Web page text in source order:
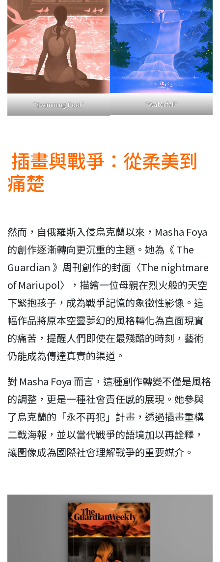
“Swimming Pool” “Waterfall”
插畫與戰爭：從柔美到
痛楚
然而，自俄羅斯入侵烏克蘭以來，Masha Foya
的創作逐漸轉向更沉重的主題。她為《 The
Guardian 》周刊創作的封面〈The nightmare
of Mariupol〉，描繪一位母親在烈火般的天空
下緊抱孩子，成為戰爭記憶的象徵性影像。這
幅作品將原本空靈夢幻的風格轉化為直面現實
的痛苦，提醒人們即使在最殘酷的時刻，藝術
仍能成為傳達真實的渠道。
對 Masha Foya 而言，這種創作轉變不僅是風格
的調整，更是一種社會責任感的展現。她參與
了烏克蘭的「永不再犯」計畫，透過插畫重構
二戰海報，並以當代戰爭的語境加以再詮釋，
讓圖像成為國際社會理解戰爭的重要媒介。